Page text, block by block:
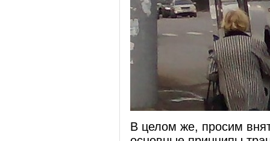
В целом же, просим